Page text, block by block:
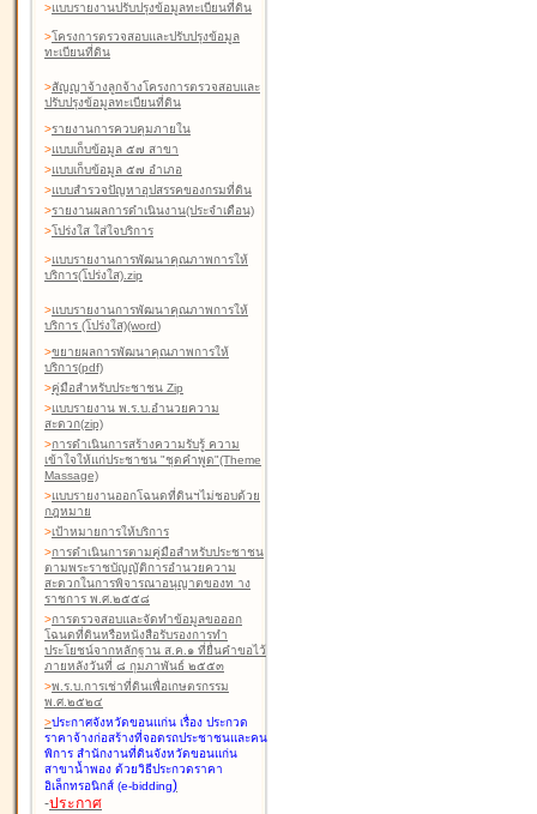
>แบบรายงานปรับปรุงข้อมูลทะเบียนที่ดิน
>โครงการตรวจสอบและปรับปรุงข้อมูล
ทะเบียนที่ดิน
>สัญญาจ้างลูกจ้างโครงการตรวจสอบและ
ปรับปรุงข้อมูลทะเบียนที่ดิน
>รายงานการควบคุมภายใน
>แบบเก็บข้อมูล ๕๗ สาขา
>แบบเก็บข้อมูล ๕๗ อำเภอ
>แบบสำรวจปัญหาอุปสรรคของกรมที่ดิน
>รายงานผลการดำเนินงาน(ประจำเดือน)
>โปร่งใส ใส่ใจบริการ
>แบบรายงานการพัฒนาคุณภาพการให้
บริการ(โปร่งใส).zip
>แบบรายงานการพัฒนาคุณภาพการให้
บริการ (โปร่งใส)(word)
>ขยายผลการพัฒนาคุณภาพการให้
บริการ(pdf)
>คู่มือสำหรับประชาชน Zip
>แบบรายงาน พ.ร.บ.อำนวยความ
สะดวก(zip)
>การดำเนินการสร้างความรับรู้ ความ
เข้าใจให้แก่ประชาชน "ชุดคำพูด"(Theme
Massage)
>แบบรายงานออกโฉนดที่ดินฯไม่ชอบด้วย
กฎหมาย
>เป้าหมายการให้บริการ
>การดำเนินการตามคู่มือสำหรับประชาชน
ตามพระราชบัญญัติการอำนวยความ
สะดวกในการพิจารณาอนุญาตของท าง
ราชการ พ.ศ.๒๕๕๘
>การตรวจสอบและจัดทำข้อมูลขอออก
โฉนดที่ดินหรือหนังสือรับรองการทำ
ประโยชน์จากหลักฐาน ส.ค.๑ ที่ยื่นคำขอไว้
ภายหลังวันที่ ๘ กุมภาพันธ์ ๒๕๕๓
>พ.ร.บ.การเช่าที่ดินเพื่อเกษตรกรรม
พ.ศ.๒๕๒๔
>ประกาศจังหวัดขอนแก่น เรื่อง ประกวด
ราคาจ้างก่อสร้างที่จอดรถประชาชนและคน
พิการ สำนักงานที่ดินจังหวัดขอนแก่น
สาขาน้ำพอง ด้วยวิธีประกวดราคา
อิเล็กทรอนิกส์ (e-bidding)
-ประกาศ